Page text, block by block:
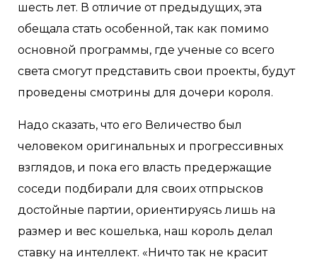
шесть лет. В отличие от предыдущих, эта
обещала стать особенной, так как помимо
основной программы, где ученые со всего
света смогут представить свои проекты, будут
проведены смотрины для дочери короля.
Надо сказать, что его Величество был
человеком оригинальных и прогрессивных
взглядов, и пока его власть предержащие
соседи подбирали для своих отпрысков
достойные партии, ориентируясь лишь на
размер и вес кошелька, наш король делал
ставку на интеллект. «Ничто так не красит